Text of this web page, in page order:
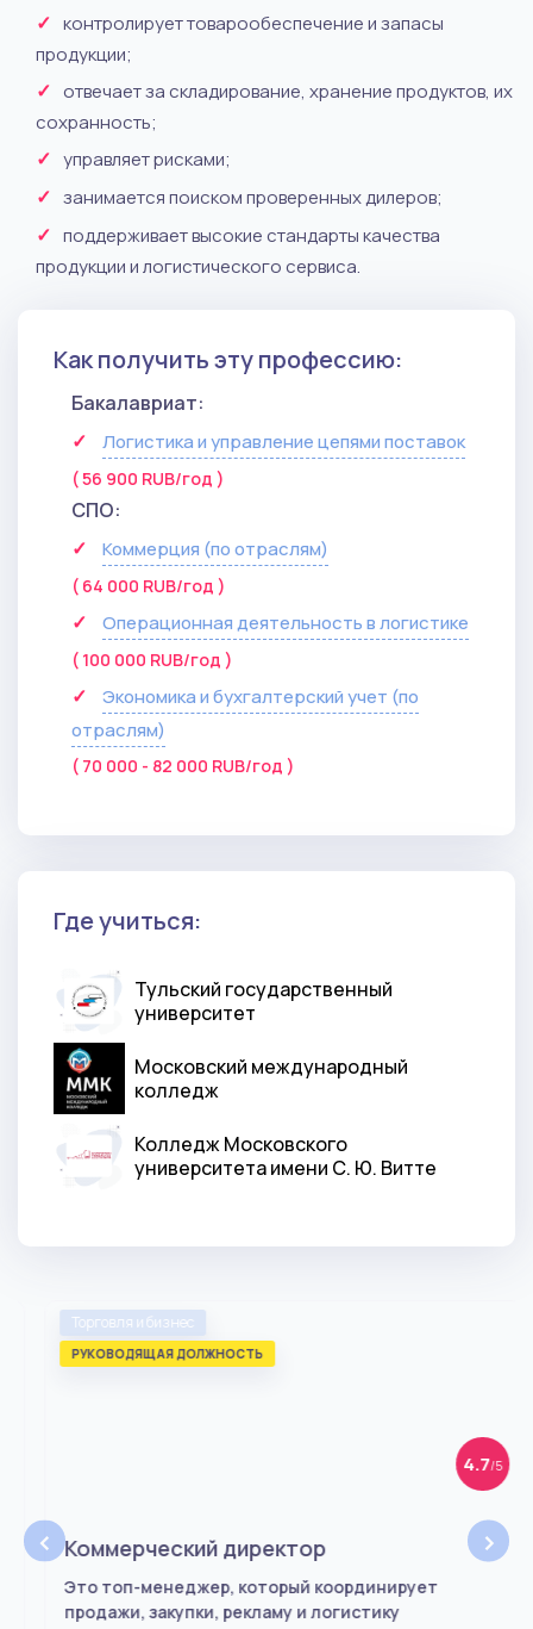
контролирует товарообеспечение и запасы
продукции;
отвечает за складирование, хранение продуктов, их
сохранность;
управляет рисками;
занимается поиском проверенных дилеров;
поддерживает высокие стандарты качества
продукции и логистического сервиса.
Как получить эту профессию:
Бакалавриат:
Логистика и управление цепями поставок
( 56 900 RUB/год )
СПО:
Коммерция (по отраслям)
( 64 000 RUB/год )
Операционная деятельность в логистике
( 100 000 RUB/год )
Экономика и бухгалтерский учет (по
отраслям)
( 70 000 - 82 000 RUB/год )
Где учиться:
Тульский государственный
университет
Московский международный
колледж
Колледж Московского
университета имени С. Ю. Витте
‹
Торговля и бизнес
РУКОВОДЯЩАЯ ДОЛЖНОСТЬ
4.7/5
Коммерческий директор
Это топ-менеджер, который координирует
продажи, закупки, рекламу и логистику
›